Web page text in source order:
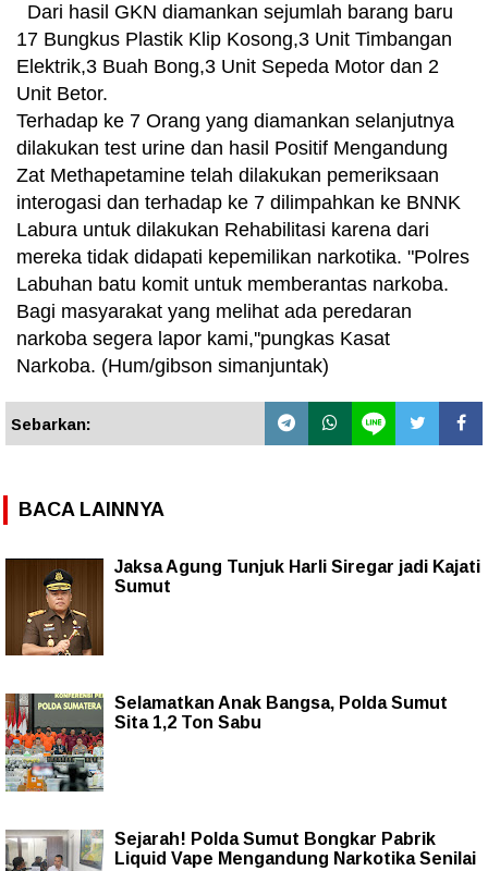
Dari hasil GKN diamankan sejumlah barang baru
17 Bungkus Plastik Klip Kosong,3 Unit Timbangan
Elektrik,3 Buah Bong,3 Unit Sepeda Motor dan 2
Unit Betor.
Terhadap ke 7 Orang yang diamankan selanjutnya
dilakukan test urine dan hasil Positif Mengandung
Zat Methapetamine telah dilakukan pemeriksaan
interogasi dan terhadap ke 7 dilimpahkan ke BNNK
Labura untuk dilakukan Rehabilitasi karena dari
mereka tidak didapati kepemilikan narkotika. "Polres
Labuhan batu komit untuk memberantas narkoba.
Bagi masyarakat yang melihat ada peredaran
narkoba segera lapor kami,''pungkas Kasat
Narkoba. (Hum/gibson simanjuntak)
Sebarkan:
BACA LAINNYA
Jaksa Agung Tunjuk Harli Siregar jadi Kajati
Sumut
Selamatkan Anak Bangsa, Polda Sumut
Sita 1,2 Ton Sabu
Sejarah! Polda Sumut Bongkar Pabrik
Liquid Vape Mengandung Narkotika Senilai